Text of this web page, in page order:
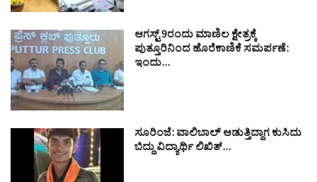
ಆಗಸ್ಟ್ 9ರಂದು ಮಾಣಿಲ ಕ್ಷೇತ್ರಕ್ಕೆ
ಪುತ್ತೂರಿನಿಂದ ಹೊರೆಕಾಣಿಕೆ ಸಮರ್ಪಣೆ:
ಇಂದು…
ಸೂರಿಂಜೆ: ವಾಲಿಬಾಲ್ ಆಡುತ್ತಿದ್ದಾಗ ಕುಸಿದು
ಬಿದ್ದು ವಿದ್ಯಾರ್ಥಿ ಲಿಖಿತ್…